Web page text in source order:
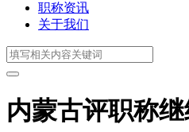
职称资讯
关于我们
内蒙古评职称